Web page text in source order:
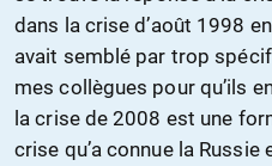
dans la crise d’août 1998
avait semblé par trop
mes collègues pour qu’ils
la crise de 2008 est une
crise qu’a connue la